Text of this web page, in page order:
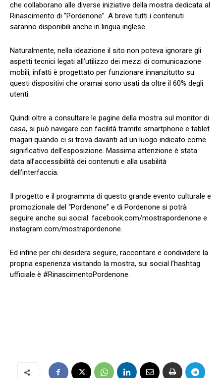
che collaborano alle diverse iniziative della mostra dedicata al
Rinascimento di “Pordenone”. A breve tutti i contenuti
saranno disponibili anche in lingua inglese.
Naturalmente, nella ideazione il sito non poteva ignorare gli
aspetti tecnici legati all’utilizzo dei mezzi di comunicazione
mobili, infatti è progettato per funzionare innanzitutto su
questi dispositivi che oramai sono usati da oltre il 60% degli
utenti.
Quindi oltre a consultare le pagine della mostra sul monitor di
casa, si può navigare con facilità tramite smartphone e tablet
magari quando ci si trova davanti ad un luogo indicato come
significativo dell’esposizione. Massima attenzione è stata
data all’accessibilità dei contenuti e alla usabilità
dell’interfaccia.
Il progetto e il programma di questo grande evento culturale e
promozionale del “Pordenone” e di Pordenone si potrà
seguire anche sui social: facebook.com/mostrapordenone e
instagram.com/mostrapordenone.
Ed infine per chi desidera seguire, raccontare e condividere la
propria esperienza visitando la mostra, sui social l’hashtag
ufficiale è #RinascimentoPordenone.